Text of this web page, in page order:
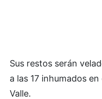
Sus restos serán
a las 17 inhumados
Valle.